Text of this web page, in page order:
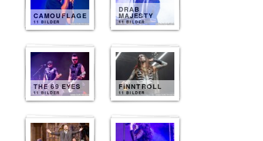
CAMOUFLAGE
11 BILDER
DRAB
MAJESTY
11 BILDER
THE 69 EYES
11 BILDER
FINNTROLL
11 BILDER